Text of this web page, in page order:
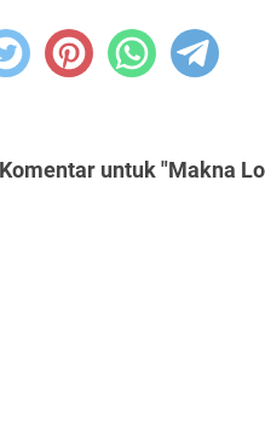
untuk "Makna